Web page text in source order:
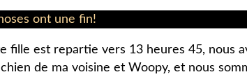
fille est repartie vers 13 heures 45, nous
de ma voisine et Woopy, et nous